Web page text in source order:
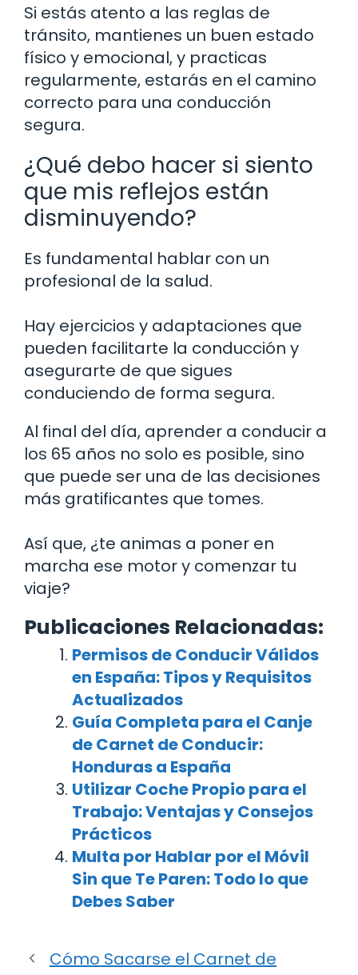
Si estás atento a las reglas de
tránsito, mantienes un buen estado
físico y emocional, y practicas
regularmente, estarás en el camino
correcto para una conducción
segura.
¿Qué debo hacer si siento
que mis reflejos están
disminuyendo?
Es fundamental hablar con un
profesional de la salud.
Hay ejercicios y adaptaciones que
pueden facilitarte la conducción y
asegurarte de que sigues
conduciendo de forma segura.
Al final del día, aprender a conducir a
los 65 años no solo es posible, sino
que puede ser una de las decisiones
más gratificantes que tomes.
Así que, ¿te animas a poner en
marcha ese motor y comenzar tu
viaje?
Publicaciones Relacionadas:
Permisos de Conducir Válidos
en España: Tipos y Requisitos
Actualizados
Guía Completa para el Canje
de Carnet de Conducir:
Honduras a España
Utilizar Coche Propio para el
Trabajo: Ventajas y Consejos
Prácticos
Multa por Hablar por el Móvil
Sin que Te Paren: Todo lo que
Debes Saber
Cómo Sacarse el Carnet de